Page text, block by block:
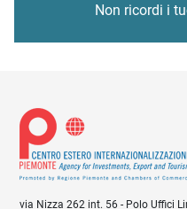
Non ricordi i
via Nizza 262 int. 56 - Polo Uffici